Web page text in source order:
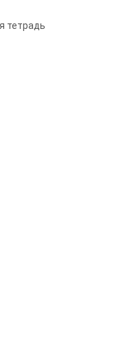
тетрадь